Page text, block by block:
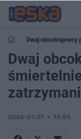
Dwaj obcokrajowcy
Dwaj
zatrzymani
2024-01-27 16:54